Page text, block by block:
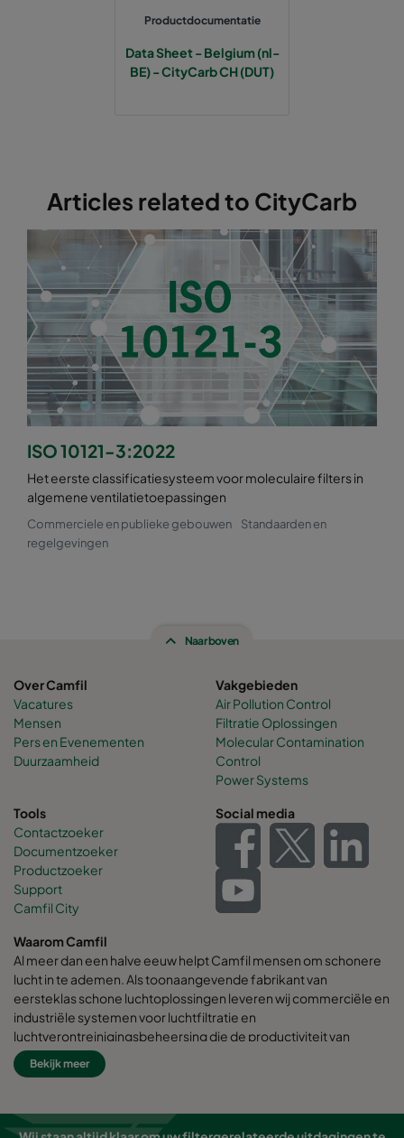
Productdocumentatie
Data Sheet - Belgium (nl-
BE) - CityCarb CH (DUT)
Articles related to CityCarb
ISO 10121-3:2022
Het eerste classificatiesysteem voor moleculaire filters in
algemene ventilatietoepassingen
Commerciele en publieke gebouwen
Standaarden en
regelgevingen
Naar boven
Over Camfil
Vacatures
Mensen
Pers en Evenementen
Duurzaamheid
Vakgebieden
Air Pollution Control
Filtratie Oplossingen
Molecular Contamination
Control
Power Systems
Tools
Contactzoeker
Documentzoeker
Productzoeker
Support
Camfil City
Social media
Waarom Camfil
Al meer dan een halve eeuw helpt Camfil mensen om schonere
lucht in te ademen. Als toonaangevende fabrikant van
eersteklas schone luchtoplossingen leveren wij commerciële en
industriële systemen voor luchtfiltratie en
luchtverontreinigingsbeheersing die de productiviteit van
werknemers en apparatuur verbeteren, het energieverbruik
minimaliseren en de menselijke gezondheid en het milieu ten
Wij zijn ervan overtuigd dat de beste oplossingen voor onze
Bekijk meer